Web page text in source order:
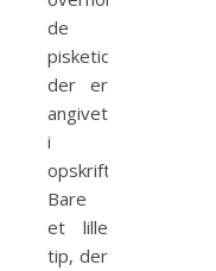
de
pisketider,
der er
angivet
i
opskriften.
Bare
et lille
tip, der